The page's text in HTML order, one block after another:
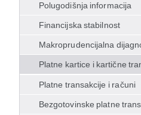
Polugodišnja informacija
Financijska stabilnost
Makroprudencijalna
Platne kartice i kartične
Platne transakcije i računi
Bezgotovinske platne